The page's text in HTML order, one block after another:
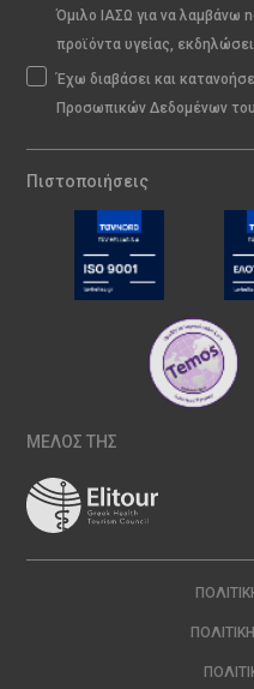
Όμιλο ΙΑΣΩ για να λαμβάνω
προϊόντα υγείας,
Έχω διαβάσει και
Προσωπικών Δεδομένων
Πιστοποιήσεις
ΜΕΛΟΣ ΤΗΣ